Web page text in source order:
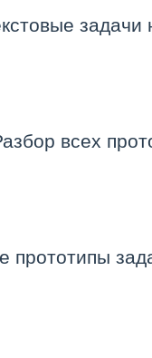
всех
прототипы